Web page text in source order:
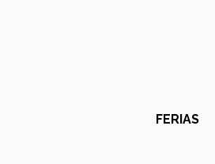
FERIAS